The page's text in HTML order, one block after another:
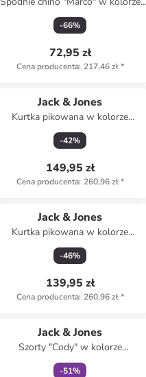
beżowym
-66%
72,95 zł
Cena producenta: 217,46 zł*
Jack & Jones
Kurtka pikowana w kolorze
granatowym
-42%
149,95 zł
Cena producenta: 260,96 zł*
Jack & Jones
Kurtka pikowana w kolorze
granatowym
-46%
139,95 zł
Cena producenta: 260,96 zł*
Jack & Jones
Szorty "Cody" w kolorze
granatowym
-51%